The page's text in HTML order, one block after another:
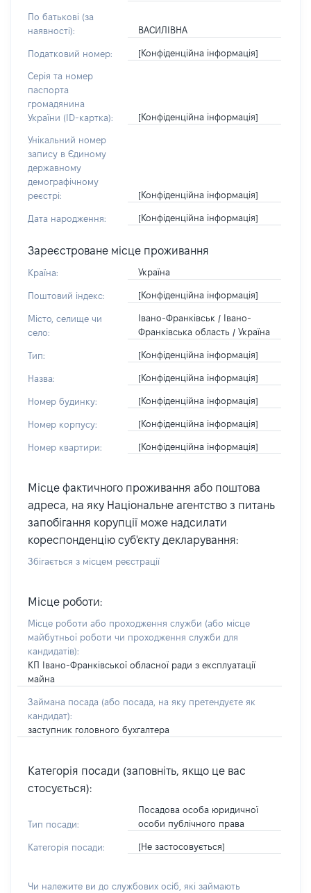
По батькові (за
наявності):
ВАСИЛІВНА
Податковий номер: [Конфіденційна інформація]
Серія та номер
паспорта
громадянина
України (ID-картка):
[Конфіденційна інформація]
Унікальний номер
запису в Єдиному
державному
демографічному
реєстрі:
[Конфіденційна інформація]
Дата народження: [Конфіденційна інформація]
Зареєстроване місце проживання
Країна: Україна
Поштовий індекс: [Конфіденційна інформація]
Місто, селище чи
село:
Івано-Франківськ / Івано-
Франківська область / Україна
Тип: [Конфіденційна інформація]
Назва: [Конфіденційна інформація]
Номер будинку: [Конфіденційна інформація]
Номер корпусу: [Конфіденційна інформація]
Номер квартири: [Конфіденційна інформація]
Місце фактичного проживання або поштова
адреса, на яку Національне агентство з питань
запобігання корупції може надсилати
кореспонденцію суб'єкту декларування:
Збігається з місцем реєстрації
Місце роботи:
Місце роботи або проходження служби (або місце
майбутньої роботи чи проходження служби для
кандидатів):
КП Івано-Франківської обласної ради з експлуатації
майна
Займана посада (або посада, на яку претендуєте як
кандидат):
заступник головного бухгалтера
Категорія посади (заповніть, якщо це вас
стосується):
Тип посади:
Посадова особа юридичної
особи публічного права
Категорія посади: [Не застосовується]
Чи належите ви до службових осіб, які займають